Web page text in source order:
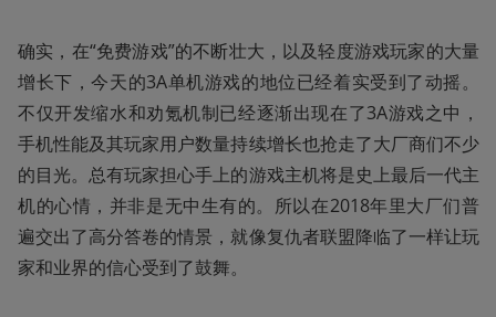
确实，在“免费游戏”的不断壮大，以及轻度游戏玩家的大量
增长下，今天的3A单机游戏的地位已经着实受到了动摇。
不仅开发缩水和劝氪机制已经逐渐出现在了3A游戏之中，
手机性能及其玩家用户数量持续增长也抢走了大厂商们不少
的目光。总有玩家担心手上的游戏主机将是史上最后一代主
机的心情，并非是无中生有的。所以在2018年里大厂们普
遍交出了高分答卷的情景，就像复仇者联盟降临了一样让玩
家和业界的信心受到了鼓舞。